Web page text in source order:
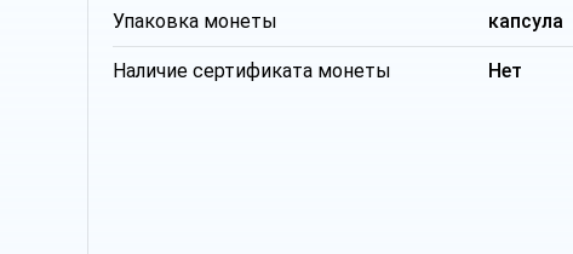
Упаковка монеты капсула
Наличие сертификата монеты Нет